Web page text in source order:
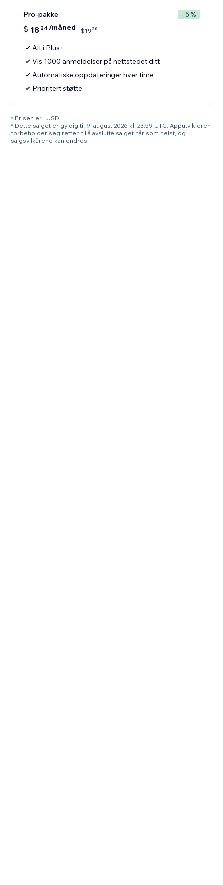
Pro-pakke - 5 %
$ 18 24 /måned $1920
Alt i Plus+
Vis 1000 anmeldelser på nettstedet ditt
Automatiske oppdateringer hver time
Prioritert støtte
* Prisen er i USD.
* Dette salget er gyldig til 9. august 2026 kl. 23:59 UTC. Apputvikleren
forbeholder seg retten til å avslutte salget når som helst, og
salgsvilkårene kan endres.